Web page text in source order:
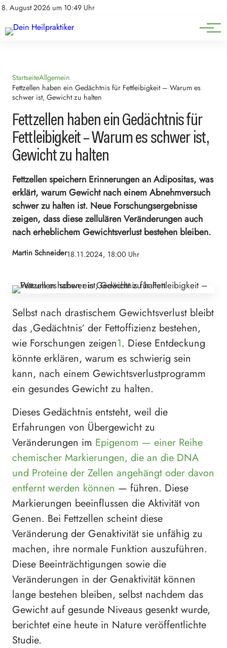
8. August 2026 um 10:49 Uhr
Impressum
Natürliche Medizin
Heilpflanzen & Kräuterkunde
StartseiteAllgemein
Fettzellen haben ein Gedächtnis für Fettleibigkeit – Warum es
schwer ist, Gewicht zu halten
Fettzellen haben ein Gedächtnis für
Fettleibigkeit – Warum es schwer ist,
Gewicht zu halten
Fettzellen speichern Erinnerungen an Adipositas, was
erklärt, warum Gewicht nach einem Abnehmversuch
schwer zu halten ist. Neue Forschungsergebnisse
zeigen, dass diese zellulären Veränderungen auch
nach erheblichem Gewichtsverlust bestehen bleiben.
Martin Schneider18.11.2024, 18:00 Uhr
Selbst nach drastischem Gewichtsverlust bleibt
das ‚Gedächtnis‘ der Fettoffizienz bestehen,
wie Forschungen zeigen1. Diese Entdeckung
könnte erklären, warum es schwierig sein
kann, nach einem Gewichtsverlustprogramm
ein gesundes Gewicht zu halten.
Dieses Gedächtnis entsteht, weil die
Erfahrungen von Übergewicht zu
Veränderungen im Epigenom — einer Reihe
chemischer Markierungen, die an die DNA
und Proteine der Zellen angehängt oder davon
entfernt werden können — führen. Diese
Markierungen beeinflussen die Aktivität von
Genen. Bei Fettzellen scheint diese
Veränderung der Genaktivität sie unfähig zu
machen, ihre normale Funktion auszuführen.
Diese Beeinträchtigungen sowie die
Veränderungen in der Genaktivität können
lange bestehen bleiben, selbst nachdem das
Gewicht auf gesunde Niveaus gesenkt wurde,
berichtet eine heute in Nature veröffentlichte
Studie.